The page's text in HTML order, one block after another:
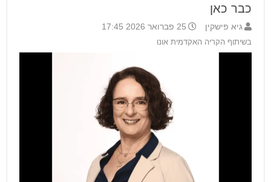
כבר כאן
גיא פישקין
25 פברואר 2026 17:45
בשיתוף הקריה האקדמית אונו